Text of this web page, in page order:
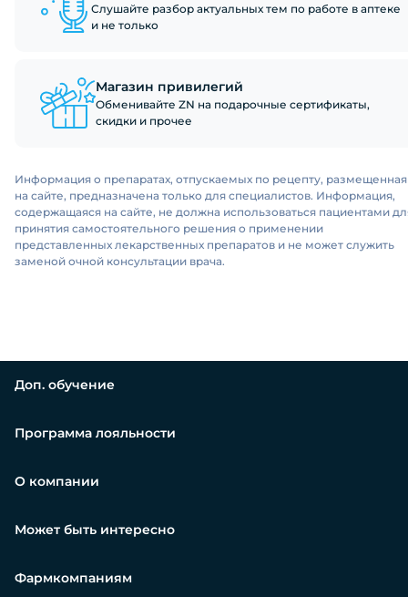
Слушайте разбор актуальных тем по работе в аптеке
и не только
Магазин привилегий
Обменивайте ZN на подарочные сертификаты,
скидки и прочее
Информация о препаратах, отпускаемых по рецепту, размещенная
на сайте, предназначена только для специалистов. Информация,
содержащаяся на сайте, не должна использоваться пациентами
принятия самостоятельного решения о применении
представленных лекарственных препаратов и не может служить
заменой очной консультации врача.
Доп. обучение
Программа лояльности
О компании
Может быть интересно
Фармкомпаниям